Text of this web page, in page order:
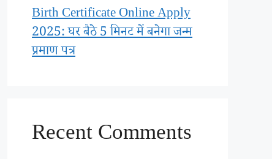
Birth Certificate Online Apply
2025: घर बैठे 5 मिनट में बनेगा जन्म
प्रमाण पत्र
Recent Comments